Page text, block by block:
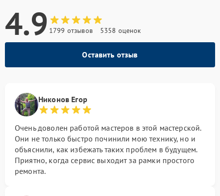
4.9 1799 отзывов 5358 оценок
Оставить отзыв
Никонов Егор
Очень доволен работой мастеров в этой мастерской.
Они не только быстро починили мою технику, но и
объяснили, как избежать таких проблем в будущем.
Приятно, когда сервис выходит за рамки простого
ремонта.